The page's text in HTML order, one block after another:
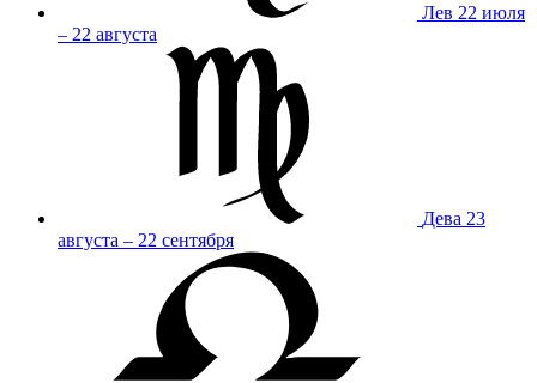
Лев 22 июля
– 22 августа
Дева 23
августа – 22 сентября